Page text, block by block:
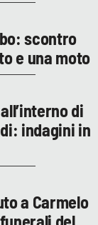
scontro
e una moto
di
indagini in
a Carmelo
del